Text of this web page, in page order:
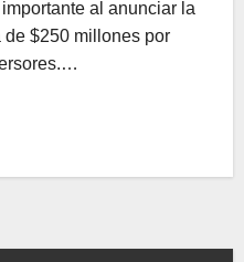
al anunciar la
$250 millones por